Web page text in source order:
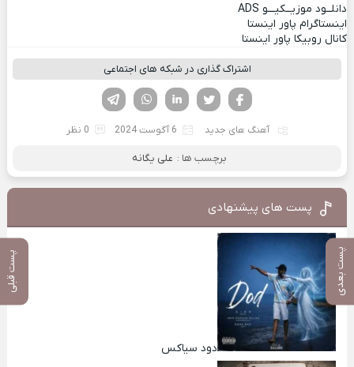
پست بعدی پست قبلی
دانلــود موزیــکیـــو ADS
اینستاگرام پاور اینستا
کانال روبیکا پاور اینستا
اشتراک گذاری در شبکه های اجتماعی
لینکدین تویتر
فیسوک
آهنگ های جدید 6 آگوست 2024 0 نظر
برچسب ها : علی یگانه
پست های پیشنهادی
دود سیاکس